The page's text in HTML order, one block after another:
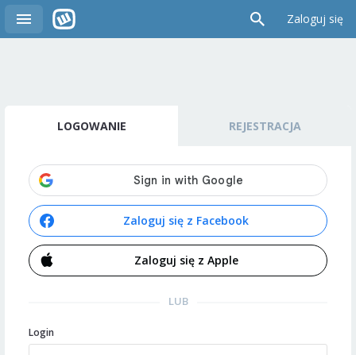
Zaloguj się
LOGOWANIE REJESTRACJA
Zaloguj się z Facebook
Zaloguj się z Apple
LUB
Login